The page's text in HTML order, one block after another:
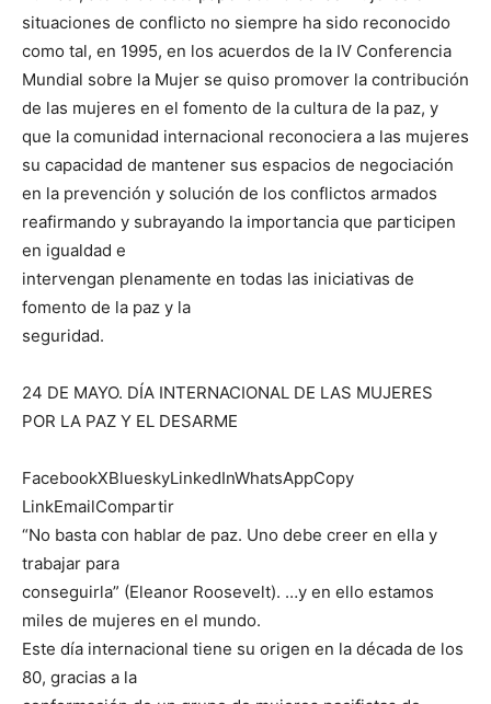
situaciones de conflicto no siempre ha sido reconocido
como tal, en 1995, en los acuerdos de la IV Conferencia
Mundial sobre la Mujer se quiso promover la contribución
de las mujeres en el fomento de la cultura de la paz, y
que la comunidad internacional reconociera a las mujeres
su capacidad de mantener sus espacios de negociación
en la prevención y solución de los conflictos armados
reafirmando y subrayando la importancia que participen
en igualdad e
intervengan plenamente en todas las iniciativas de
fomento de la paz y la
seguridad.
24 DE MAYO. DÍA INTERNACIONAL DE LAS MUJERES
POR LA PAZ Y EL DESARME
FacebookXBlueskyLinkedInWhatsAppCopy
LinkEmailCompartir
“No basta con hablar de paz. Uno debe creer en ella y
trabajar para
conseguirla” (Eleanor Roosevelt). …y en ello estamos
miles de mujeres en el mundo.
Este día internacional tiene su origen en la década de los
80, gracias a la